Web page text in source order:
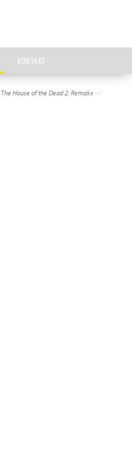
KONTAKT
The House of the Dead 2: Remake -